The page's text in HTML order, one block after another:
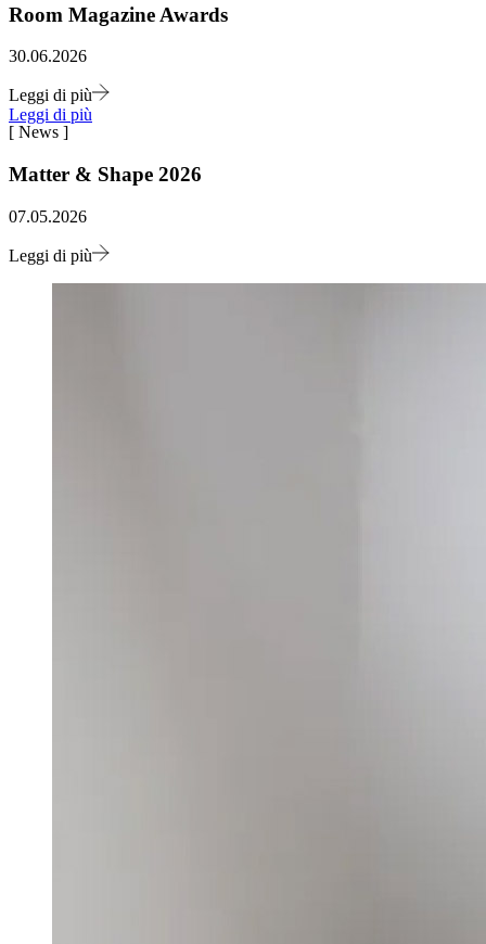
Room Magazine Awards
30.06.2026
Leggi di più
Leggi di più
[ News ]
Matter & Shape 2026
07.05.2026
Leggi di più